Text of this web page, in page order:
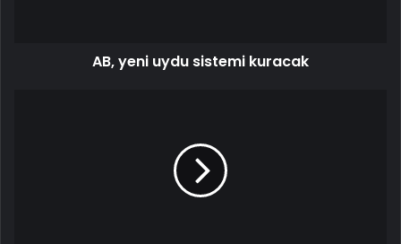
AB, yeni uydu sistemi kuracak